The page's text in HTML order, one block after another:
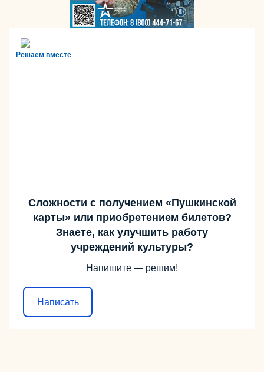
Решаем вместе
Сложности с получением «Пушкинской
карты» или приобретением билетов?
Знаете, как улучшить работу
учреждений культуры?
Напишите — решим!
Написать